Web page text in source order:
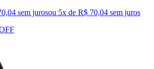
sem jurosou 5x de R$ 70,04 sem juros